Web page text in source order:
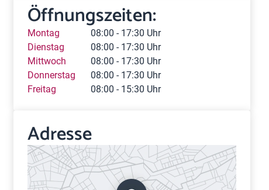
Öffnungszeiten:
Montag
08:00 - 17:30 Uhr
Dienstag
08:00 - 17:30 Uhr
Mittwoch
08:00 - 17:30 Uhr
Donnerstag
08:00 - 17:30 Uhr
Freitag
08:00 - 15:30 Uhr
Adresse